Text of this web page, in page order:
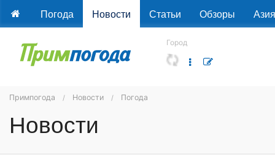
Погода Новости Статьи Обзоры Азия
Город
Примпогода Новости Погода
Новости